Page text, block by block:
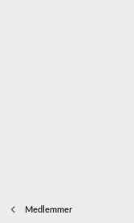
Medlemmer